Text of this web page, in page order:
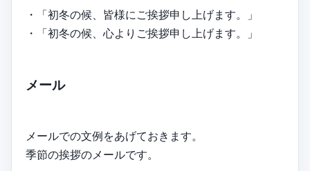
・「初冬の候、皆様にご挨拶申し上げます。」
・「初冬の候、心よりご挨拶申し上げます。」
メール
メールでの文例をあげておきます。
季節の挨拶のメールです。